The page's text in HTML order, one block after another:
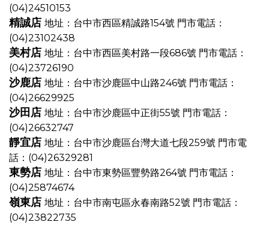
(04)24510153
精誠店 地址：台中市西區精誠路154號 門市電話：
(04)23102438
美村店 地址：台中市西區美村路一段686號 門市電話：
(04)23726190
沙鹿店 地址：台中市沙鹿區中山路246號 門市電話：
(04)26629925
沙田店 地址：台中市沙鹿區中正街55號 門市電話：
(04)26632747
靜宜店 地址：台中市沙鹿區台灣大道七段259號 門市電
話：(04)26329281
東勢店 地址：台中市東勢區豐勢路264號 門市電話：
(04)25874674
嶺東店 地址：台中市南屯區永春南路52號 門市電話：
(04)23822735